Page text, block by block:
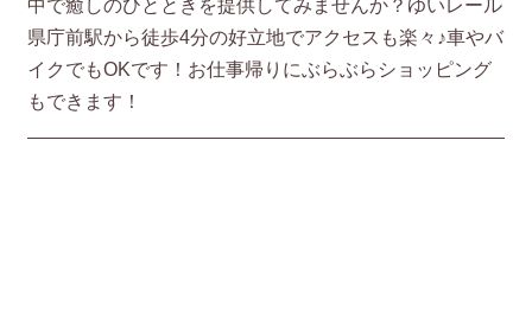
中で癒しのひとときを提供してみませんか？ゆいレール
県庁前駅から徒歩4分の好立地でアクセスも楽々♪車やバ
イクでもOKです！お仕事帰りにぶらぶらショッピング
もできます！